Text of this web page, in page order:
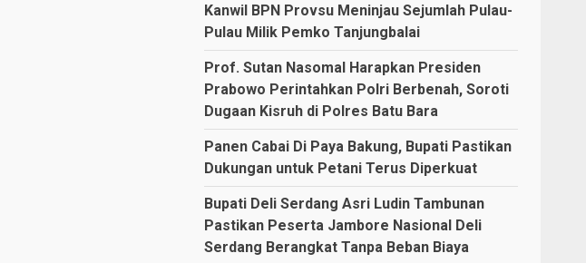
Kanwil BPN Provsu Meninjau Sejumlah Pulau-
Pulau Milik Pemko Tanjungbalai
Prof. Sutan Nasomal Harapkan Presiden
Prabowo Perintahkan Polri Berbenah, Soroti
Dugaan Kisruh di Polres Batu Bara
Panen Cabai Di Paya Bakung, Bupati Pastikan
Dukungan untuk Petani Terus Diperkuat
Bupati Deli Serdang Asri Ludin Tambunan
Pastikan Peserta Jambore Nasional Deli
Serdang Berangkat Tanpa Beban Biaya